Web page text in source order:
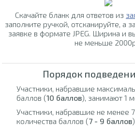
Скачайте бланк для ответов из
заполните ручкой, отсканируйте, а
заявке в формате JPEG. Ширина и
не меньше
Порядок
Участники, набравшие
баллов (10 баллов), занимают 1
Участники, набравшие не менее
количества баллов (7 - 9 баллов